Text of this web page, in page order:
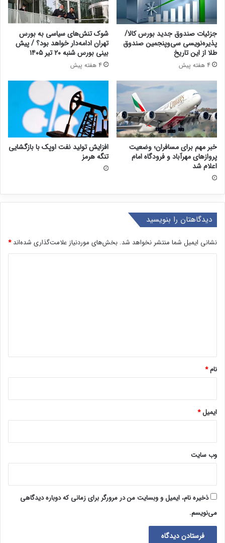
جزئیات صندوق جدید بورس کالا/
پذیره‌نویسی سی‌وپنجمین صندوق
طلا از این تاریخ
4 هفته پیش
شوک تنش‌های سیاسی به بورس
تهران ادامه‌دار خواهد بود؟ / پیش
بینی بورس شنبه ۲۰ تیر ۱۴۰۵
4 هفته پیش
خبر مهم برای مسافران؛ وضعیت
پروازهای مهرآباد و فرودگاه امام
اعلام شد
افزایش تولید نفت اوپک با بازگشایی
تنگه هرمز
دیدگاهتان را بنویسید
نشانی ایمیل شما منتشر نخواهد شد. بخش‌های موردنیاز علامت‌گذاری شده‌اند*
نام*
ایمیل*
وب‌ سایت
ذخیره نام، ایمیل و وبسایت من در مرورگر برای زمانی که دوباره دیدگاهی
می‌نویسم.